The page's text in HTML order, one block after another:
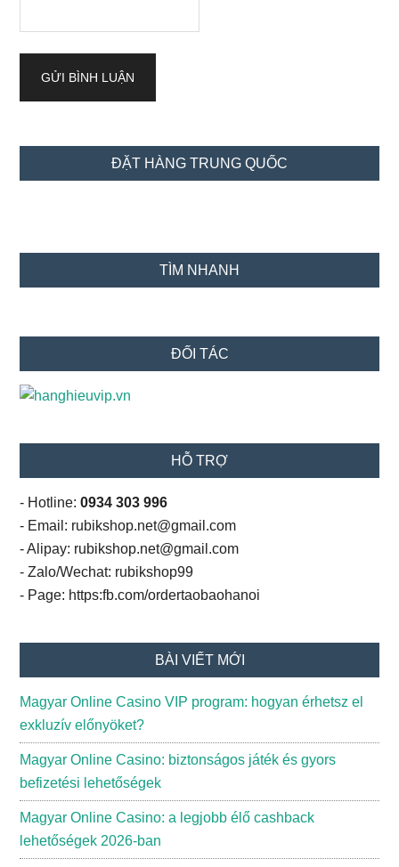
SidebarĐẶT HÀNG TRUNG QUỐC
TÌM NHANH
ĐỐI TÁC
HỖ TRỢ
- Hotline:0934 303 996
- Email: rubikshop.net@gmail.com
- Alipay: rubikshop.net@gmail.com
- Zalo/Wechat: rubikshop99
- Page: https:fb.com/ordertaobaohanoi
BÀI VIẾT MỚI
Magyar Online Casino VIP program: hogyan érhetsz el
exkluzív előnyöket?
Magyar Online Casino: biztonságos játék és gyors
befizetési lehetőségek
Magyar Online Casino: a legjobb élő cashback
lehetőségek 2026-ban